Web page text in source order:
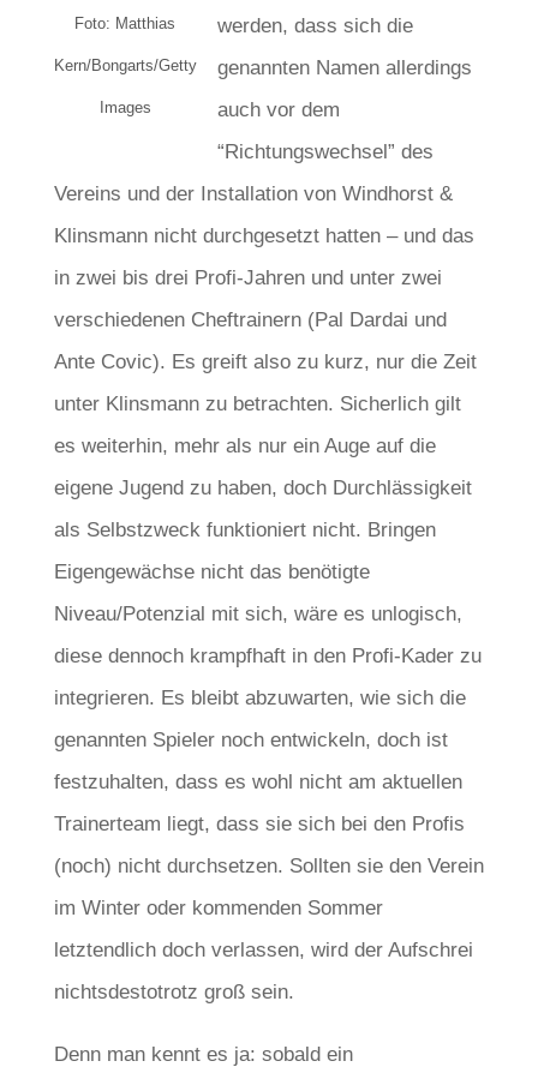
Foto: Matthias
Kern/Bongarts/Getty
Images
werden, dass sich die
genannten Namen allerdings
auch vor dem
“Richtungswechsel” des
Vereins und der Installation von Windhorst &
Klinsmann nicht durchgesetzt hatten – und das
in zwei bis drei Profi-Jahren und unter zwei
verschiedenen Cheftrainern (Pal Dardai und
Ante Covic). Es greift also zu kurz, nur die Zeit
unter Klinsmann zu betrachten. Sicherlich gilt
es weiterhin, mehr als nur ein Auge auf die
eigene Jugend zu haben, doch Durchlässigkeit
als Selbstzweck funktioniert nicht. Bringen
Eigengewächse nicht das benötigte
Niveau/Potenzial mit sich, wäre es unlogisch,
diese dennoch krampfhaft in den Profi-Kader zu
integrieren. Es bleibt abzuwarten, wie sich die
genannten Spieler noch entwickeln, doch ist
festzuhalten, dass es wohl nicht am aktuellen
Trainerteam liegt, dass sie sich bei den Profis
(noch) nicht durchsetzen. Sollten sie den Verein
im Winter oder kommenden Sommer
letztendlich doch verlassen, wird der Aufschrei
nichtsdestotrotz groß sein.
Denn man kennt es ja: sobald ein